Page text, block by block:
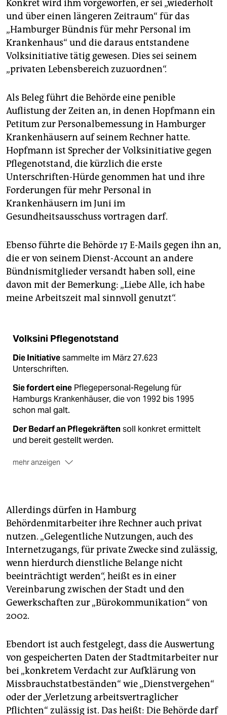
Konkret wird ihm vorgeworfen, er sei „wiederholt
und über einen längeren Zeitraum“ für das
„Hamburger Bündnis für mehr Personal im
Krankenhaus“ und die daraus entstandene
Volksinitiative tätig gewesen. Dies sei seinem
„privaten Lebensbereich zuzuordnen“.
Als Beleg führt die Behörde eine penible
Auflistung der Zeiten an, in denen Hopfmann ein
Petitum zur Personalbemessung in Hamburger
Krankenhäusern auf seinem Rechner hatte.
Hopfmann ist Sprecher der Volksinitiative gegen
Pflegenotstand, die kürzlich die erste
Unterschriften-Hürde genommen hat und ihre
Forderungen für mehr Personal in
Krankenhäusern im Juni im
Gesundheitsausschuss vortragen darf.
Ebenso führte die Behörde 17 E-Mails gegen ihn an,
die er von seinem Dienst-Account an andere
Bündnismitglieder versandt haben soll, eine
davon mit der Bemerkung: „Liebe Alle, ich habe
meine Arbeitszeit mal sinnvoll genutzt“.
Volksini Pflegenotstand
Die Initiativesammelte im März 27.623
Unterschriften.
Sie fordert eine Pflegepersonal-Regelung für
Hamburgs Krankenhäuser, die von 1992 bis 1995
schon mal galt.
Der Bedarf an Pflegekräftensoll konkret ermittelt
und bereit gestellt werden.
mehr anzeigen
Allerdings dürfen in Hamburg
Behördenmitarbeiter ihre Rechner auch privat
nutzen. „Gelegentliche Nutzungen, auch des
Internetzugangs, für private Zwecke sind zulässig,
wenn hierdurch dienstliche Belange nicht
beeinträchtigt werden“, heißt es in einer
Vereinbarung zwischen der Stadt und den
Gewerkschaften zur „Bürokommunikation“ von
2002.
Ebendort ist auch festgelegt, dass die Auswertung
von gespeicherten Daten der Stadtmitarbeiter nur
bei „konkretem Verdacht zur Aufklärung von
Missbrauchstatbeständen“ wie „Dienstvergehen“
oder der „Verletzung arbeitsvertraglicher
Pflichten“ zulässig ist. Das heißt: Die Behörde darf